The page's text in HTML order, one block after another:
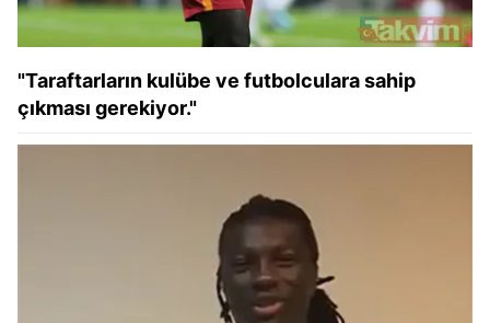
"Taraftarların kulübe ve futbolculara sahip
çıkması gerekiyor."